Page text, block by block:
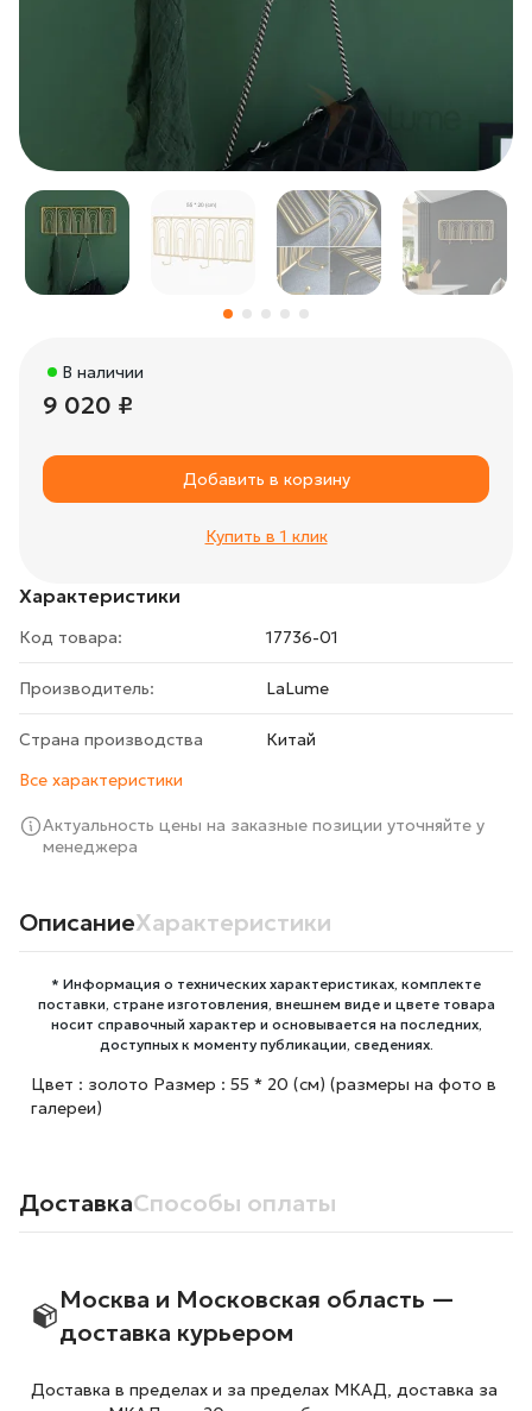
Характеристики
Код товара: 17736-01
Производитель: LaLume
Страна производства
Китай
Все характеристики
Актуальность цены на заказные позиции уточняйте у
менеджера
В наличии
9 020 ₽
Добавить в корзину
Купить в 1 клик
ОписаниеХарактеристики
* Информация о технических характеристиках, комплекте
поставки, стране изготовления, внешнем виде и цвете товара
носит справочный характер и основывается на последних,
доступных к моменту публикации, сведениях.
Цвет : золото Размер : 55 * 20 (см) (размеры на фото в
галереи)
ДоставкаСпособы оплаты
Москва и Московская область —
доставка курьером
Доставка в пределах и за пределах МКАД, доставка за